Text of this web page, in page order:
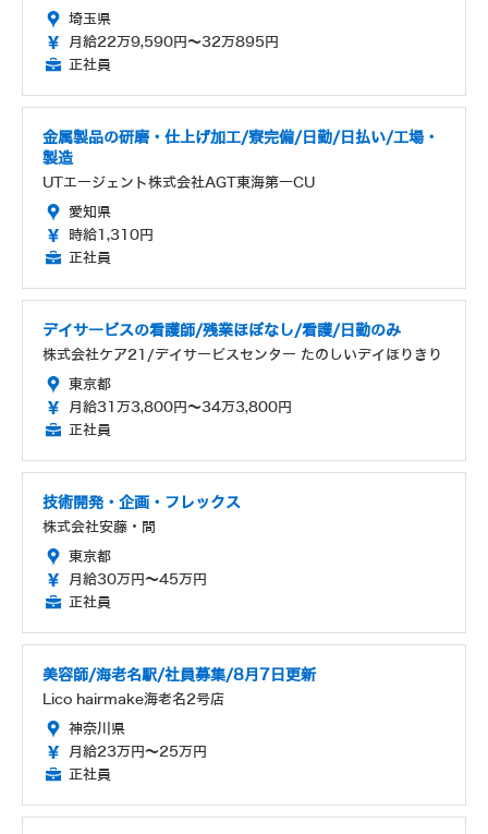
埼玉県
月給22万9,590円～32万895円
正社員
金属製品の研磨・仕上げ加工/寮完備/日勤/日払い/工場・
製造
UTエージェント株式会社AGT東海第一CU
愛知県
時給1,310円
正社員
デイサービスの看護師/残業ほぼなし/看護/日勤のみ
株式会社ケア21/デイサービスセンター たのしいデイほりきり
東京都
月給31万3,800円～34万3,800円
正社員
技術開発・企画・フレックス
株式会社安藤・間
東京都
月給30万円～45万円
正社員
美容師/海老名駅/社員募集/8月7日更新
Lico hairmake海老名2号店
神奈川県
月給23万円～25万円
正社員